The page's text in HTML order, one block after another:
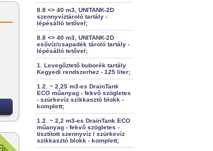
8.8 <> 40 m3, UNITANK-2D
szennyvíztároló tartály -
lépésálló tetővel;
8.8 <> 40 m3, UNITANK-2D
esővíz/csapadék tároló tartály -
lépésálló tetővel;
1. Levegőztető buborék tartály
Kegyedi rendszerhez - 125 liter;
1.2. ~ 2,25 m3-es DrainTank
ECO műanyag - fekvő szögletes
- szürkevíz szikkasztó blokk -
komplett;
1.2. ~ 2,2 m3-es DrainTank ECO
műanyag - fekvő szögletes -
tisztított szennyvíz / szürkevíz
szikkasztó blokk - komplett;